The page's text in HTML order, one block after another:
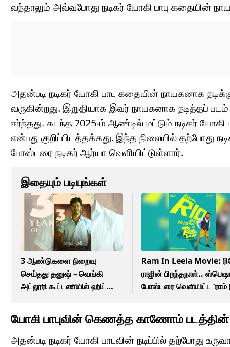
வந்தாலும் அவ்வபோது நடிகர் யோகி பாபு கதையின்
அதன்படி நடிகர் யோகி பாபு கதையின் நாயகனாக
வருகின்றது. இறுதியாக இவர் நாயகனாக நடித்தப்
ஈர்ந்தது. கடந்த 2025-ம் ஆண்டில் மட்டும் நடிகர்
என்பது குறிப்பிடத்தக்கது. இந்த நிலையில் தற்போது
போஸ்டரை நடிகர் ஆர்யா வெளியிட்டுள்ளார்.
இதையும் படியுங்கள்
3 ஆண்டுகளை நிறைவு
செய்தது தனுஷ் – வெங்கி
அட்லூரி கூட்டணியில் ஹிட்
Ram In Leela Movie:
ராஜின் பிறந்தநாள்..
போஸ்டரை வெளியிட்ட
யோகி பாபுவின் கெணத்த காணோம்
அதன்படி நடிகர் யோகி பாபுவின் நடிப்பில் தற்போது